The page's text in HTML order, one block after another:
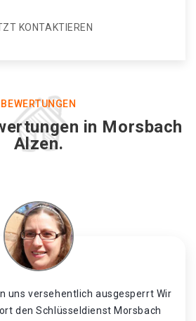
KONTAKTIEREN
BEWERTUNGEN
in Morsbach
Alzen.
uns versehentlich ausgesperrt Wir
den Schlüsseldienst Morsbach